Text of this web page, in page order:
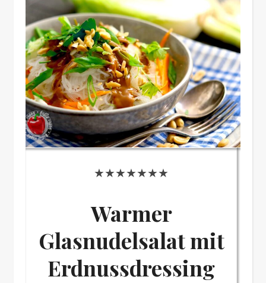
★★★★★★★
Warmer
Glasnudelsalat mit
Erdnussdressing